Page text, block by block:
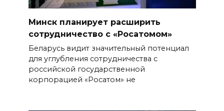
Минск планирует расширить
сотрудничество с «Росатомом»
Беларусь видит значительный потенциал
для углубления сотрудничества с
российской государственной
корпорацией «Росатом» не